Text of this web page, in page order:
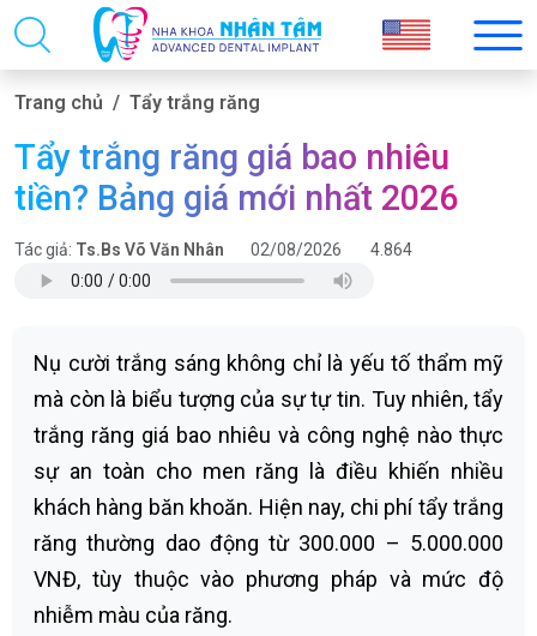
Trang chủ Tẩy trắng răng
Tẩy trắng răng giá bao nhiêu
tiền? Bảng giá mới nhất 2026
Tác giả: Ts.Bs Võ Văn Nhân 02/08/2026 4.864
Nụ cười trắng sáng không chỉ là yếu tố thẩm mỹ
mà còn là biểu tượng của sự tự tin. Tuy nhiên, tẩy
trắng răng giá bao nhiêu và công nghệ nào thực
sự an toàn cho men răng là điều khiến nhiều
khách hàng băn khoăn. Hiện nay, chi phí tẩy trắng
răng thường dao động từ 300.000 – 5.000.000
VNĐ, tùy thuộc vào phương pháp và mức độ
nhiễm màu của răng.